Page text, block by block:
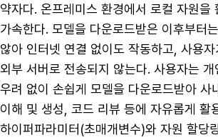
약자다. 온프레미스 환경에서 로컬 자원을
가속한다. 모델을 다운로드받은 이후부터
않아 인터넷 연결 없이도 작동하고, 사용
외부 서버로 전송되지 않는다. 사용자는
우려 없이 손쉽게 모델을 다운로드받아 사
이해 및 생성, 코드 리뷰 등에 자유롭게 활
하이퍼파라미터(초매개변수)와 자원 할당